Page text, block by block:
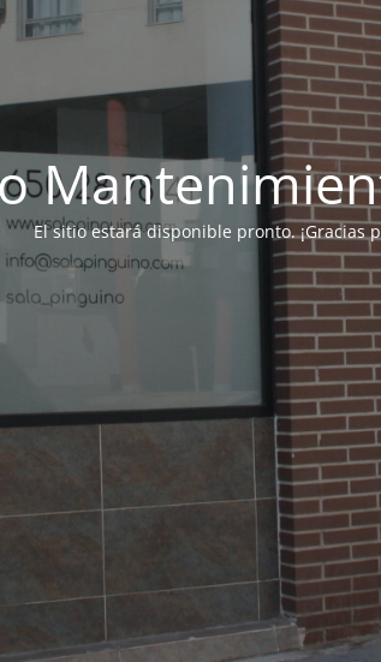
El sitio estará disponible pronto. ¡Gracias